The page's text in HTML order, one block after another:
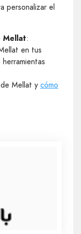
personalizar el
Mellat:
en tus
Mellat y cómo